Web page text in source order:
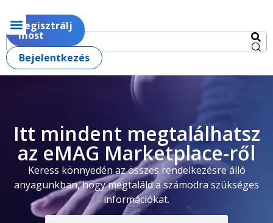
Regisztrálj
most
Bejelentkezés
Itt mindent megtalálhatsz
az eMAG Marketplace-ről
Keress könnyedén az összes rendelkezésre álló
anyagunkban, hogy megtaláld a számodra szükséges
információkat.